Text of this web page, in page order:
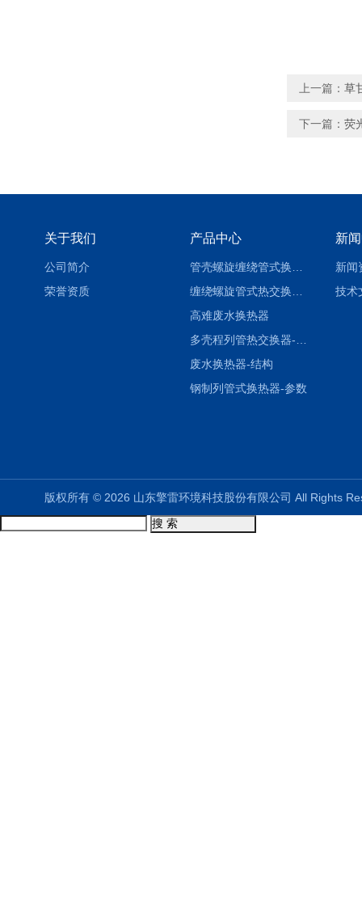
上一篇： 草
下一篇： 荧
关于我们
公司简介
荣誉资质
产品中心
高难废水换热器
废水换热器-结构
钢制列管式换热器-参数
新
新闻
技术
版权所有 © 2026 山东擎雷环境科技股份有限公司 All